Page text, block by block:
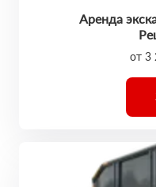
Аренда
от 3